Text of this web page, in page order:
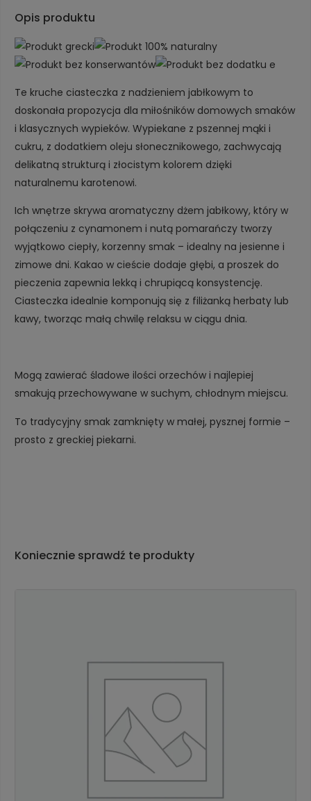
Opis produktu
Te kruche ciasteczka z nadzieniem jabłkowym to
doskonała propozycja dla miłośników domowych smaków
i klasycznych wypieków. Wypiekane z pszennej mąki i
cukru, z dodatkiem oleju słonecznikowego, zachwycają
delikatną strukturą i złocistym kolorem dzięki
naturalnemu karotenowi.
Ich wnętrze skrywa aromatyczny dżem jabłkowy, który w
połączeniu z cynamonem i nutą pomarańczy tworzy
wyjątkowo ciepły, korzenny smak – idealny na jesienne i
zimowe dni. Kakao w cieście dodaje głębi, a proszek do
pieczenia zapewnia lekką i chrupiącą konsystencję.
Ciasteczka idealnie komponują się z filiżanką herbaty lub
kawy, tworząc małą chwilę relaksu w ciągu dnia.
Mogą zawierać śladowe ilości orzechów i najlepiej
smakują przechowywane w suchym, chłodnym miejscu.
To tradycyjny smak zamknięty w małej, pysznej formie –
prosto z greckiej piekarni.
Koniecznie sprawdź te produkty